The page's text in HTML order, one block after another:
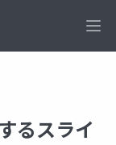
るスライ